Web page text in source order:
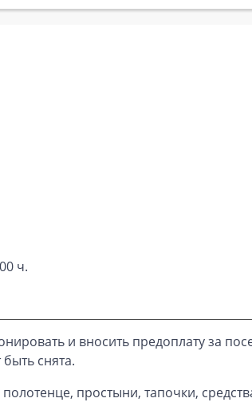
ч.
и вносить предоплату за
снята.
простыни, тапочки,